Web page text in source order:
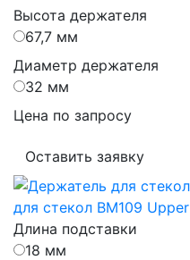
Высота держателя
67,7 мм
Диаметр держателя
32 мм
Цена по запросу
Оставить заявку
для стекол BM109 Upper
Длина подставки
18 мм